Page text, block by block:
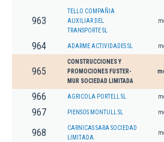
963
TELLO COMPAÑIA
AUXILIAR DEL
TRANSPORTE SL
964 ADARME ACTIVIDADES SL
965
CONSTRUCCIONES Y
PROMOCIONES FUSTER-
MUR SOCIEDAD LIMITADA
966 AGRICOLA PORTELL SL
967 PIENSOS MONTULL SL
968
CARNICAS SARA SOCIEDAD
LIMITADA.